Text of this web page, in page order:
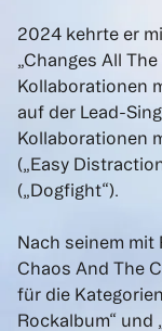
2024 kehrte er
„Changes All
Kollaborationen
auf der Lead-
Kollaborationen
(„Easy
(„Dogfight“).
Nach seinem mit
Chaos And The
für die
Rockalbum“ und